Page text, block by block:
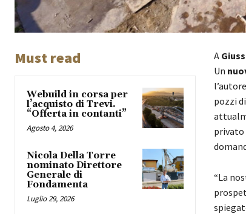
Must read
Webuild in corsa per
l’acquisto di Trevi.
“Offerta in contanti”
Agosto 4, 2026
Nicola Della Torre
nominato Direttore
Generale di
Fondamenta
Luglio 29, 2026
A
Un
pozzi
privato
“La